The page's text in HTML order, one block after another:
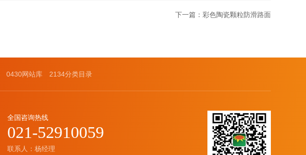
下一篇： 彩色陶瓷颗粒防滑路面
0430网站库 2134分类目录
全国咨询热线
021-52910059
联系人：杨经理